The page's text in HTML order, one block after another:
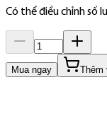
Có thể điều chỉnh số
Mua ngay Thêm